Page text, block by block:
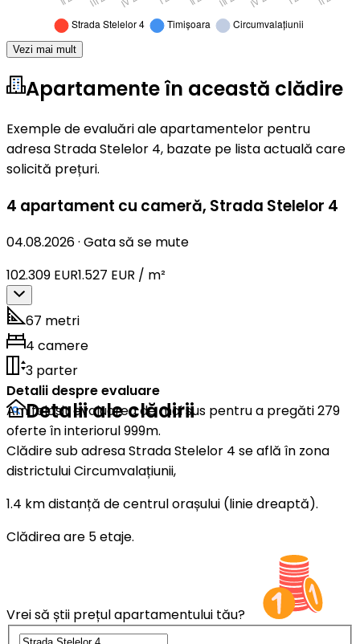
Vezi mai mult
Apartamente în această clădire
Exemple de evaluări ale apartamentelor pentru
adresa Strada Stelelor 4, bazate pe lista actuală care
solicită prețuri.
4 apartament cu cameră, Strada Stelelor 4
04.08.2026· Gata să se mute
102.309 EUR1.527 EUR / m²
67 metri
4 camere
3 parter
Detalii despre evaluare
Am folosit evaluarea de mai sus pentru a pregăti 279
oferte în interiorul 999m.
Detalii ale clădirii
Clădire sub adresa Strada Stelelor 4 se află în zona
districtului Circumvalațiunii,
1.4 km distanță de centrul orașului (linie dreaptă).
Clădirea are 5 etaje.
Vrei să știi prețul apartamentului tău?